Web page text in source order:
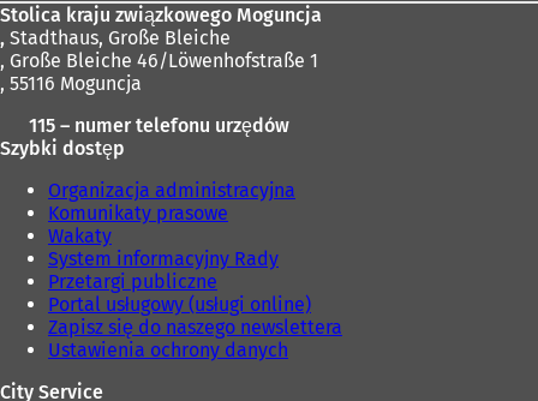
Stolica kraju związkowego Moguncja
, Stadthaus, Große Bleiche
, Große Bleiche 46/Löwenhofstraße 1
, 55116 Moguncja
115 – numer telefonu urzędów
Szybki dostęp
Organizacja administracyjna
Komunikaty prasowe
Wakaty
System informacyjny Rady
Przetargi publiczne
Portal usługowy (usługi online)
Zapisz się do naszego newslettera
Ustawienia ochrony danych
City Service